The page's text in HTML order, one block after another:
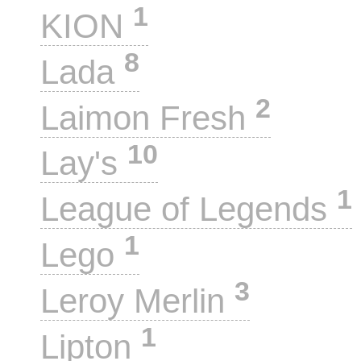
KION 1
Lada 8
Laimon Fresh 2
Lay's 10
League of Legends 1
Lego 1
Leroy Merlin 3
Lipton 1